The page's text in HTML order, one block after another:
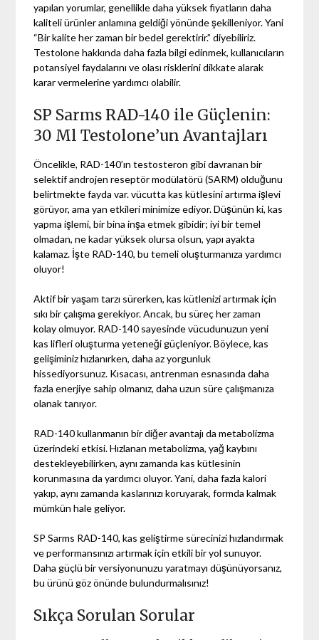
yapılan yorumlar, genellikle daha yüksek fiyatların daha
kaliteli ürünler anlamına geldiği yönünde şekilleniyor. Yani
“Bir kalite her zaman bir bedel gerektirir.” diyebiliriz.
Testolone hakkında daha fazla bilgi edinmek, kullanıcıların
potansiyel faydalarını ve olası risklerini dikkate alarak
karar vermelerine yardımcı olabilir.
SP Sarms RAD-140 ile Güçlenin:
30 Ml Testolone’un Avantajları
Öncelikle, RAD-140’ın testosteron gibi davranan bir
selektif androjen reseptör modülatörü (SARM) olduğunu
belirtmekte fayda var. vücutta kas kütlesini artırma işlevi
görüyor, ama yan etkileri minimize ediyor. Düşünün ki, kas
yapma işlemi, bir bina inşa etmek gibidir; iyi bir temel
olmadan, ne kadar yüksek olursa olsun, yapı ayakta
kalamaz. İşte RAD-140, bu temeli oluşturmanıza yardımcı
oluyor!
Aktif bir yaşam tarzı sürerken, kas kütlenizi artırmak için
sıkı bir çalışma gerekiyor. Ancak, bu süreç her zaman
kolay olmuyor. RAD-140 sayesinde vücudunuzun yeni
kas lifleri oluşturma yeteneği güçleniyor. Böylece, kas
gelişiminiz hızlanırken, daha az yorgunluk
hissediyorsunuz. Kısacası, antrenman esnasında daha
fazla enerjiye sahip olmanız, daha uzun süre çalışmanıza
olanak tanıyor.
RAD-140 kullanmanın bir diğer avantajı da metabolizma
üzerindeki etkisi. Hızlanan metabolizma, yağ kaybını
destekleyebilirken, aynı zamanda kas kütlesinin
korunmasına da yardımcı oluyor. Yani, daha fazla kalori
yakıp, aynı zamanda kaslarınızı koruyarak, formda kalmak
mümkün hale geliyor.
SP Sarms RAD-140, kas geliştirme sürecinizi hızlandırmak
ve performansınızı artırmak için etkili bir yol sunuyor.
Daha güçlü bir versiyonunuzu yaratmayı düşünüyorsanız,
bu ürünü göz önünde bulundurmalısınız!
Sıkça Sorulan Sorular